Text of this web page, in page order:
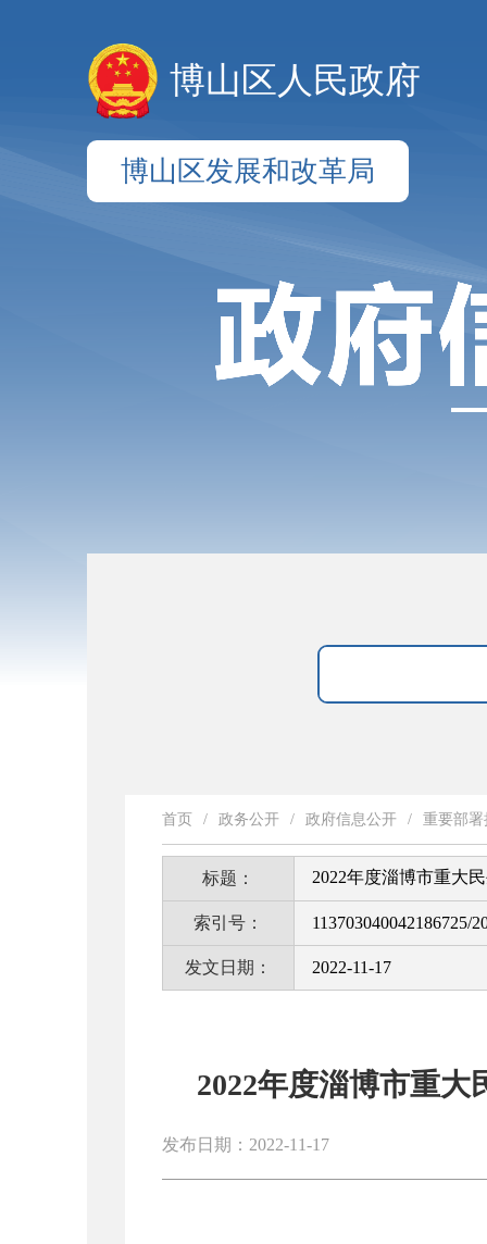
博山区人民政府
博山区发展和改革局
首页 / 政务公开 / 政府信息公开 / 重要部
标题： 2022年度淄博市重大
索引号： 113703040042186725/
发文日期： 2022-11-17
2022年度淄博市重大
发布日期：2022-11-17